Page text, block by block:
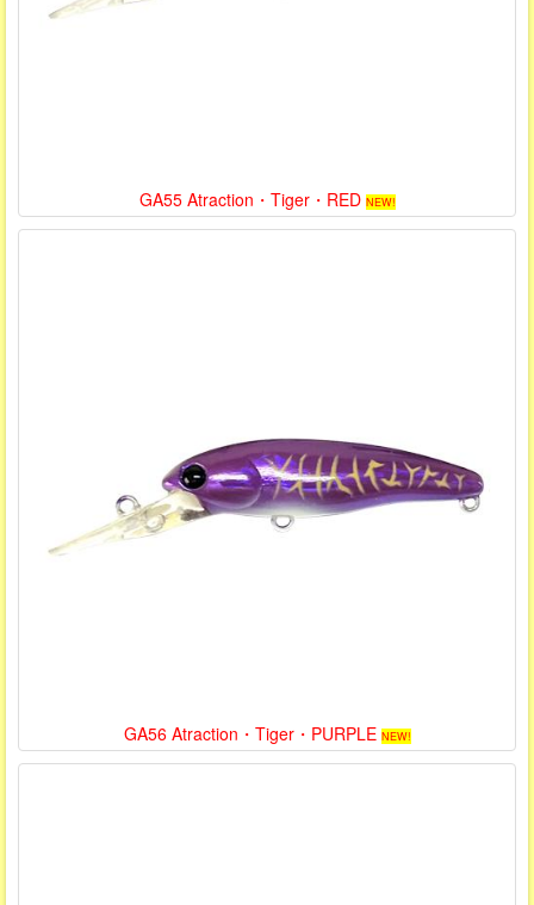
GA55 Atraction・Tiger・RED NEW!
GA56 Atraction・Tiger・PURPLE NEW!